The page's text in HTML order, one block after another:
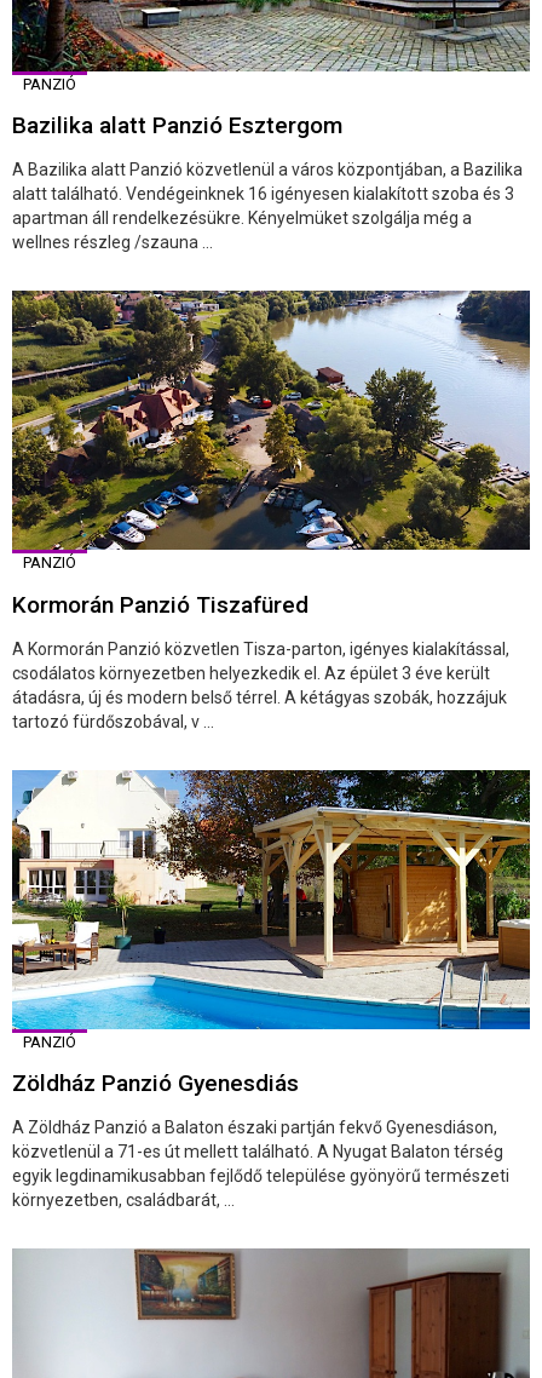
PANZIÓ
Bazilika alatt Panzió Esztergom
A Bazilika alatt Panzió közvetlenül a város központjában, a Bazilika
alatt található. Vendégeinknek 16 igényesen kialakított szoba és 3
apartman áll rendelkezésükre. Kényelmüket szolgálja még a
wellnes részleg /szauna ...
PANZIÓ
Kormorán Panzió Tiszafüred
A Kormorán Panzió közvetlen Tisza-parton, igényes kialakítással,
csodálatos környezetben helyezkedik el. Az épület 3 éve került
átadásra, új és modern belső térrel. A kétágyas szobák, hozzájuk
tartozó fürdőszobával, v ...
PANZIÓ
Zöldház Panzió Gyenesdiás
A Zöldház Panzió a Balaton északi partján fekvő Gyenesdiáson,
közvetlenül a 71-es út mellett található. A Nyugat Balaton térség
egyik legdinamikusabban fejlődő települése gyönyörű természeti
környezetben, családbarát, ...